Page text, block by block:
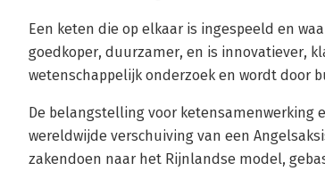
Een keten die op elkaar is ingespeeld en
goedkoper, duurzamer, en is innovatiever,
wetenschappelijk onderzoek en wordt door
De belangstelling voor
wereldwijde verschuiving van een
zakendoen naar het Rijnlandse model,